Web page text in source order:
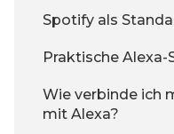
Spotify als
Praktische
Wie verbinde ich
mit Alexa?